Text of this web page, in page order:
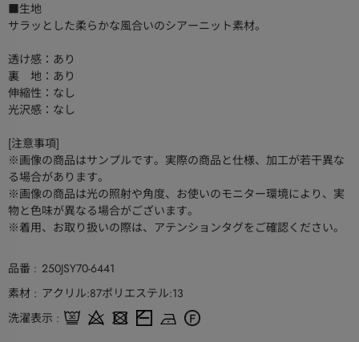
■生地
サラッとした柔らかな風合いのシアーニット素材。
透け感：あり
裏 地：あり
伸縮性：なし
光沢感：なし
[注意事項]
※画像の商品はサンプルです。実際の商品と仕様、加工が若干異な
る場合があります。
※画像の商品は光の照射や角度、お使いのモニター環境により、実
物と色味が異なる場合がございます。
※着用、お取り扱いの際は、アテンションタグをご確認ください。
品番
250JSY70-6441
素材
アクリル:87ポリエステル:13
洗濯表示